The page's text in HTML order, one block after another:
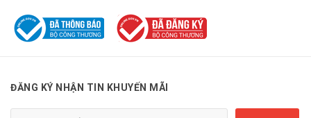
ĐĂNG KÝ NHẬN TIN KHUYẾN MÃI